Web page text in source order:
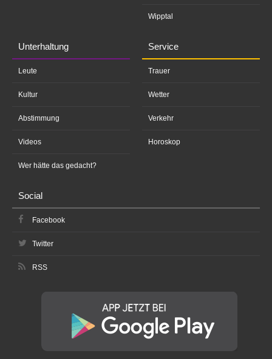
Wipptal
Unterhaltung
Leute
Kultur
Abstimmung
Videos
Wer hätte das gedacht?
Service
Trauer
Wetter
Verkehr
Horoskop
Social
Facebook
Twitter
RSS